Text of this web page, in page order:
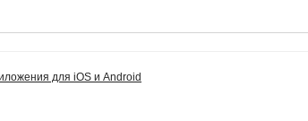
для iOS и Android